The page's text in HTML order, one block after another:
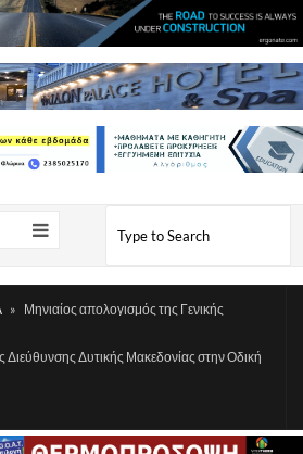
» Μηνιαίος απολογισμός της Γενικής
Διεύθυνσης Δυτικής Μακεδονίας στην Οδική